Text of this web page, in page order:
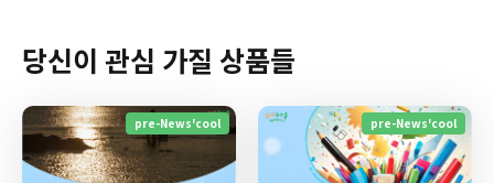
당신이 관심 가질 상품들
pre-News'cool pre-News'cool